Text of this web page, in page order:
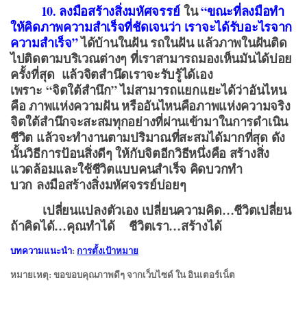
10. ลงมือสร้างสิ่งมหัศจรรย์ใน“ขณะที่ลงมือทำ
ให้คิดภาพความสำเร็จที่ชัดเจนว่า เราจะได้รับอะไรจาก
ความสำเร็จ”ได้บ้านในฝัน รถในฝัน แล้วภาพในฝันติด
ไปติดตามบริเวณต่างๆ ที่เราสามารถมองเห็นมันได้บ่อย
ครั้งที่สุด แล้วจิตสำนึดเราจะรับรู้ได้เอง
เพราะ “จิตใต้สำนึก” ไม่สามารถแยกแยะได้ว่าอันไหน
คือ ภาพแห่งความฝัน หรืออันไหนคือภาพแห่งความจริง
จิตใต้สำนึกจะสะสมทุกอย่างที่ผ่านเข้ามาในการดำเนิน
ชีวิต แล้วจะทำงานตามปริมาณที่สะสมได้มากที่สุด ดัง
นั้นวิธีการป้อนสิ่งดีๆ ให้กับจิตอีกวิธีหนึ่งคือ สร้างสิ่ง
แวดล้อมและใช้ชีวิตแบบคนสำเร็จ คิดบวกทำ
บวก ลงมือสร้างสิ่งมหัศจรรย์บ่อยๆ
เปลี่ยนแปลงตัวเอง เปลี่ยนความคิด…ชีวิตเปลี่ยน
ถ้าคิดได้…คุณทำได้ ชีวิตเรา…สร้างได้
บทความแนะนำ: การตั้งเป้าหมาย
หมายเหตุ: ขอขอบคุณภาพดีๆ จากเว็บไซด์ ใน อินเตอร์เน็ต